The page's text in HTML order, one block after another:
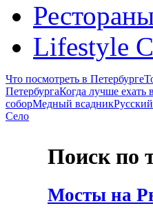
Lifestyle
Что посмотреть в Петербурге
ПетербургаКогда лучше ехать
соборМедный всадник
Село
Поиск по
Мосты на